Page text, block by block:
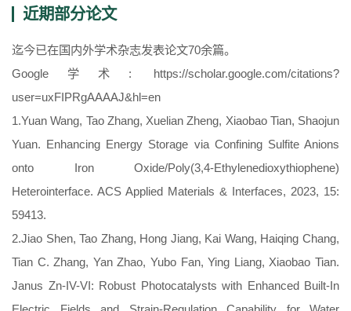
近期部分论文
迄今已在国内外学术杂志发表论文70余篇。
Google学术: https://scholar.google.com/citations?
user=uxFIPRgAAAAJ&hl=en
1.Yuan Wang, Tao Zhang, Xuelian Zheng, Xiaobao Tian, Shaojun
Yuan. Enhancing Energy Storage via Confining Sulfite Anions
onto Iron Oxide/Poly(3,4-Ethylenedioxythiophene)
Heterointerface. ACS Applied Materials & Interfaces, 2023, 15:
59413.
2.Jiao Shen, Tao Zhang, Hong Jiang, Kai Wang, Haiqing Chang,
Tian C. Zhang, Yan Zhao, Yubo Fan, Ying Liang, Xiaobao Tian.
Janus Zn-IV-VI: Robust Photocatalysts with Enhanced Built-In